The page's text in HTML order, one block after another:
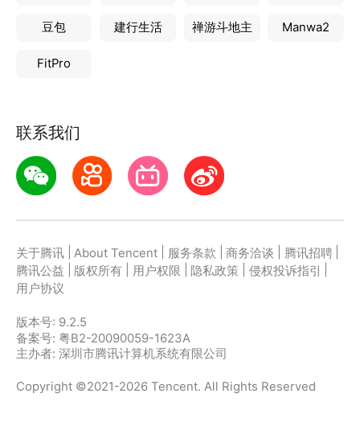
豆包 建行生活 禅游斗地主 Manwa2
FitPro
联系我们
关于腾讯 About Tencent 服务条款 商务洽谈 腾讯招聘
腾讯公益
版权所有 用户权限 隐私政策 侵权投诉指引
用户协议
版本号: 9.2.5
备案号: 粤B2-20090059-1623A
主办者: 深圳市腾讯计算机系统有限公司
Copyright ©2021-2026 Tencent. All Rights Reserved